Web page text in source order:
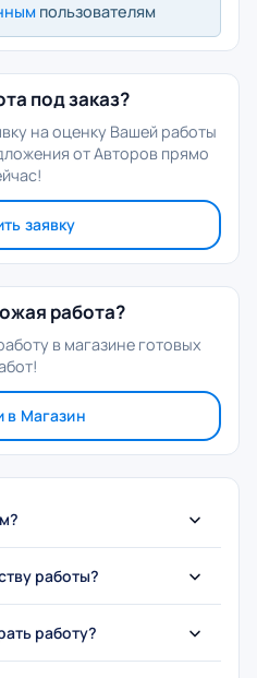
пользователям
под заказ?
на оценку Вашей работы
от Авторов прямо
заявку
работа?
в магазине готовых
в Магазин
работы?
работу?